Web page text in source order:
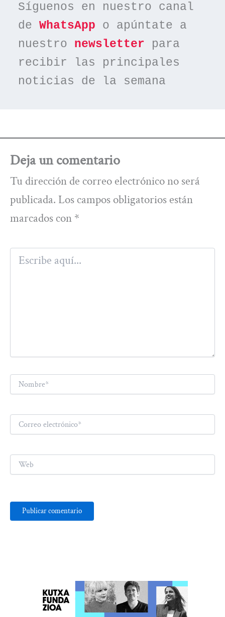
Síguenos en nuestro canal
de WhatsApp o apúntate a
nuestro newsletter para
recibir las principales
noticias de la semana
Deja un comentario
Tu dirección de correo electrónico no será
publicada. Los campos obligatorios están
marcados con *
Escribe
aquí...
electrónico*
Web